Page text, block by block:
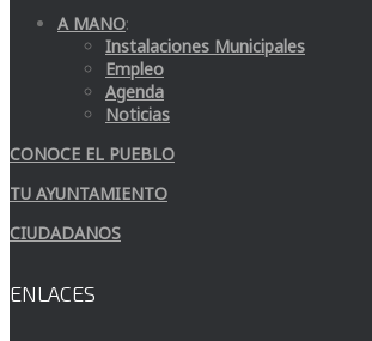
A MANO:
Instalaciones Municipales
Empleo
Agenda
Noticias
CONOCE EL PUEBLO
TU AYUNTAMIENTO
CIUDADANOS
ENLACES